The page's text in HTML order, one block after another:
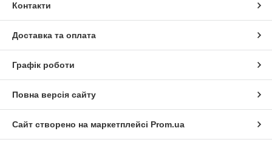
Контакти
Доставка та оплата
Графік роботи
Повна версія сайту
Сайт створено на маркетплейсі Prom.ua